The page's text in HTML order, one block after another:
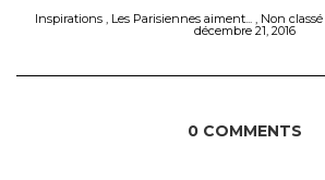
Inspirations, Les Parisiennes aiment... Non classé,
décembre 21, 2016
0 COMMENTS